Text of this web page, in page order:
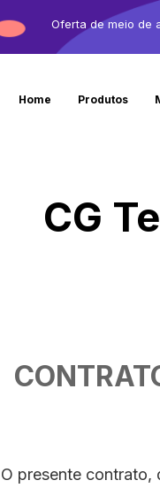
Oferta de meio de
Home Produtos
CG
O presente contrato,